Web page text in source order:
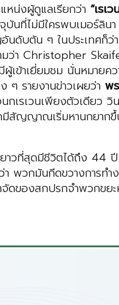
หน่งผู้ดูแลเรียกว่า “เรเ
นที่ไม่มีใครพบเมอร์ลิน
ดับต้น ๆ ในประเทศก็ว่
ว่า Christopher
ข้าเยี่ยมชม นั่นหมายค
ๆ รายงานข่าวเผยว่า พ
เรเวนเพียงตัวเดียว
สัญญาณเริ่มหานกยาก
วที่สุดมีชีวิตได้ถึง 44
วกมันกีดขวางการทำ
ดของสกปรกจำพวกข